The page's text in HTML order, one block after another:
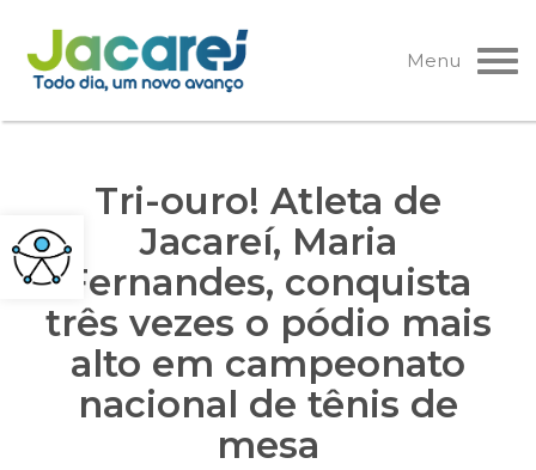
Pular
para
o
Menu
Tri-ouro! Atleta de
Jacareí, Maria
Fernandes, conquista
três vezes o pódio mais
alto em campeonato
nacional de tênis de
mesa